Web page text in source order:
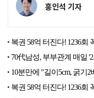
홍인석 기자